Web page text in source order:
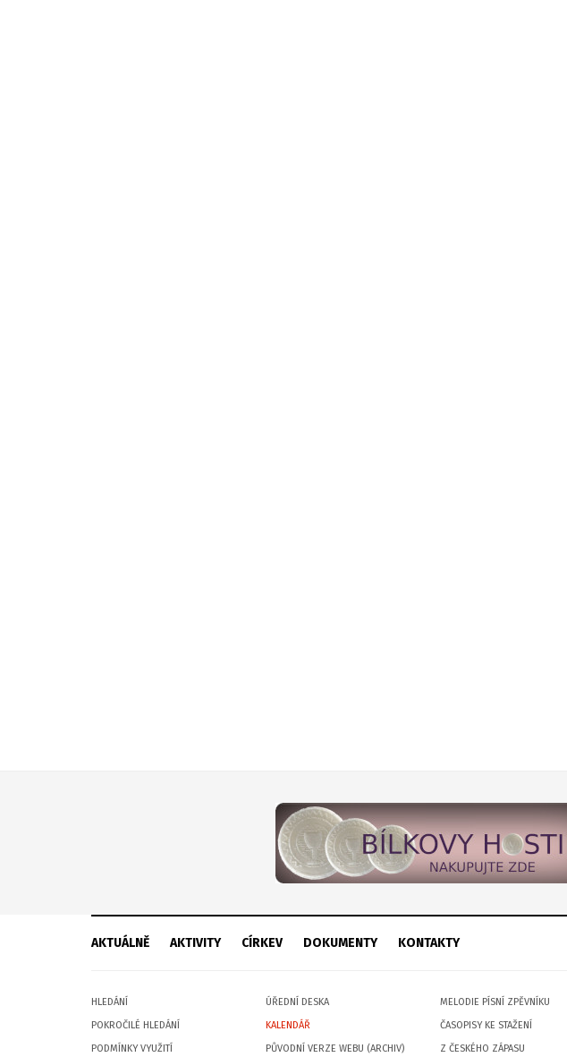
AKTUÁLNĚ AKTIVITY CÍRKEV DOKUMENTY KONTAKTY
HLEDÁNÍ
POKROČILÉ HLEDÁNÍ
PODMÍNKY VYUŽITÍ
ÚŘEDNÍ DESKA
KALENDÁŘ
PŮVODNÍ VERZE WEBU (ARCHIV)
MELODIE PÍSNÍ ZPĚVNÍKU
ČASOPISY KE STAŽENÍ
Z ČESKÉHO ZÁPASU